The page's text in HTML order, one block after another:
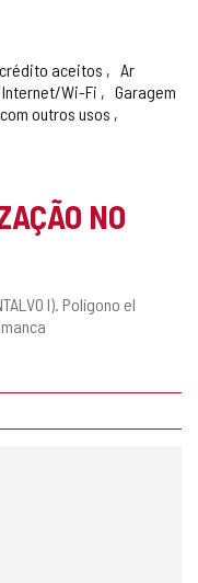
aceitos
Ar
Internet/Wi-Fi
Garagem
outros usos
NO
I). Polígono el